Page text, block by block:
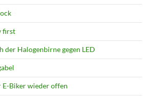
first
der Halogenbirne gegen LED
Biker wieder offen